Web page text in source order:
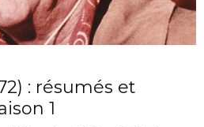
: résumés et
1